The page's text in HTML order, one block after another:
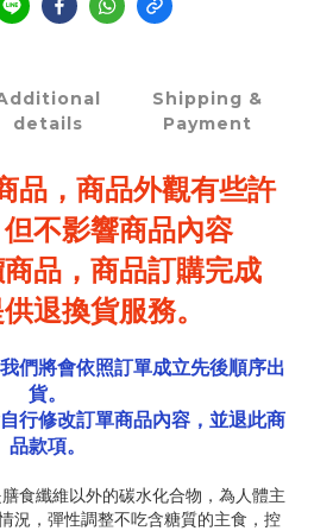
details
Shipping &
Payment
品，商品外觀有些許
但不影響商品內容
品，商品訂購完成
退換貨服務。
們將會依照訂單成立先後順序出
貨。
行修改訂單商品內容，並退此商
品款項。
食纖維以外的碳水化合物，為人體主
況，彈性調整不吃含糖質的主食，控